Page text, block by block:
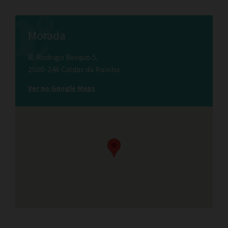
Morada
R. Rodrigo Berquo 5,
2500-246 Caldas da Rainha
Ver no Google Maps